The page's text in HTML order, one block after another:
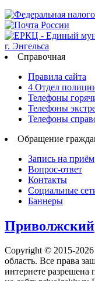
Справочная
Правила сайта
4 Отдел
Телефоны
Телефоны
Телефоны
Обращение
Запись на приём
Вопрос-ответ
Контакты
Социальные
Баннеры
Приволжский
Copyright © 2015-
область. Все права
интернете